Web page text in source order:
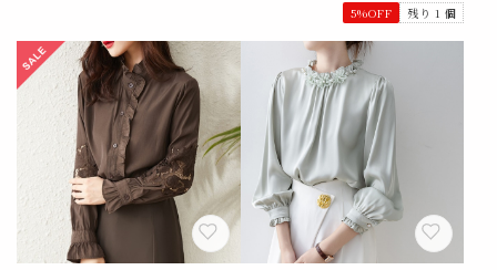
5%OFF 残り 1 個